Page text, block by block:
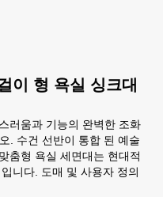
이 형 욕실 싱크대
러움과 기능의 완벽한 조화
. 수건 선반이 통합 된 예술
춤형 욕실 세면대는 현대적
니다. 도매 및 사용자 정의